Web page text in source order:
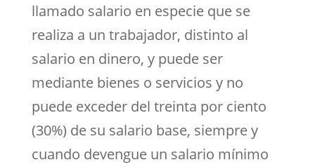
llamado salario en especie que se
realiza a un trabajador, distinto al
salario en dinero, y puede ser
mediante bienes o servicios y no
puede exceder del treinta por ciento
(30%) de su salario base, siempre y
cuando devengue un salario mínimo